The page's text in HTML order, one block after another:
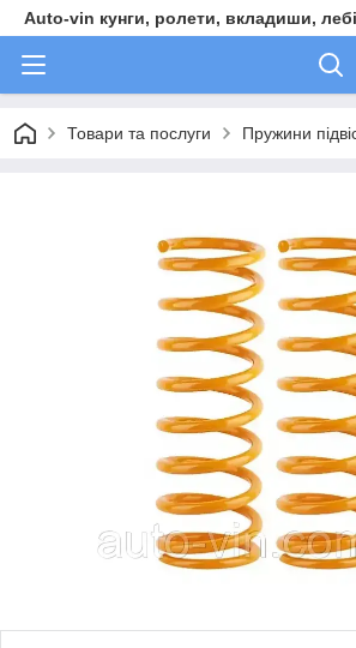
Auto-vin кунги, ролети, вкладиши,
Товари та послуги Пружини